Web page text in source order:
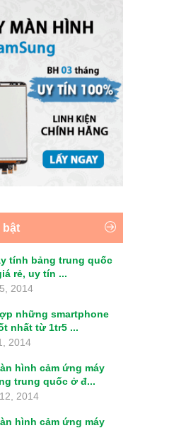
bật
tính bảng trung quốc
rẻ, uy tín ...
2014
những smartphone
nhất từ 1tr5 ...
2014
hình cảm ứng máy
trung quốc ở đ...
2014
hình cảm ứng máy